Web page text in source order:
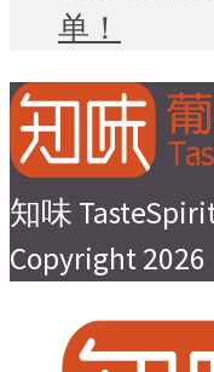
单！
知味
Copyright 2026